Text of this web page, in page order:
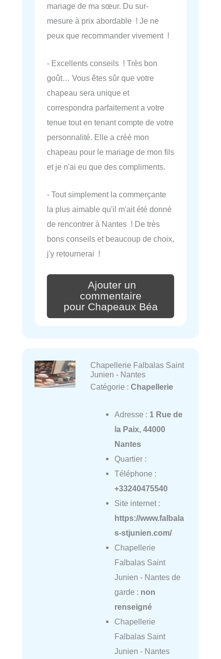
mariage de ma sœur. Du sur-
mesure à prix abordable ! Je ne
peux que recommander vivement !
- Excellents conseils ! Très bon
goût… Vous êtes sûr que votre
chapeau sera unique et
correspondra parfaitement a votre
tenue tout en tenant compte de votre
personnalité. Elle a créé mon
chapeau pour le mariage de mon fils
et je n'ai eu que des compliments.
- Tout simplement la commerçante
la plus aimable qu'il m'ait été donné
de rencontrer à Nantes ! De très
bons conseils et beaucoup de choix,
j'y retournerai !
Ajouter un
commentaire
pour Chapeaux Béa
Chapellerie Falbalas Saint
Junien - Nantes
Catégorie : Chapellerie
Adresse : 1 Rue de
la Paix, 44000
Nantes
Quartier :
Téléphone :
+33240475540
Site internet :
https://www.falbala
s-stjunien.com/
Chapellerie
Falbalas Saint
Junien - Nantes de
garde : non
renseigné
Chapellerie
Falbalas Saint
Junien - Nantes